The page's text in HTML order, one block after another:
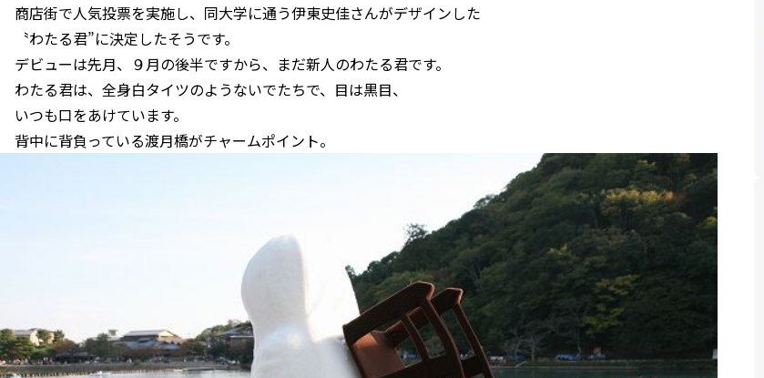
商店街で人気投票を実施し、同大学に通う伊東史佳さんがデザインした
〝わたる君”に決定したそうです。
デビューは先月、９月の後半ですから、まだ新人のわたる君です。
わたる君は、全身白タイツのようないでたちで、目は黒目、
いつも口をあけています。
背中に背負っている渡月橋がチャームポイント。